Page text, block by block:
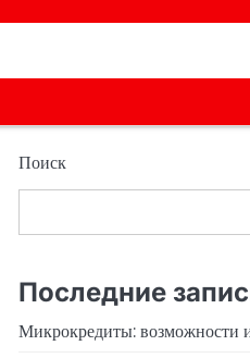
Поиск
Последние
Микрокредиты: возможности